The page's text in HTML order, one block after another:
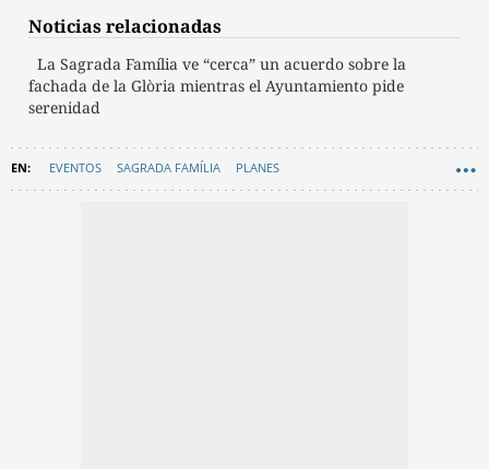
Noticias relacionadas
La Sagrada Família ve “cerca” un acuerdo sobre la
fachada de la Glòria mientras el Ayuntamiento pide
serenidad
EVENTOS SAGRADA FAMÍLIA PLANES